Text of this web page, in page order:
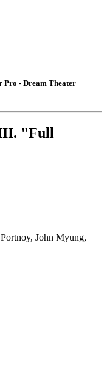
- Dream Theater
"Full
John Myung,